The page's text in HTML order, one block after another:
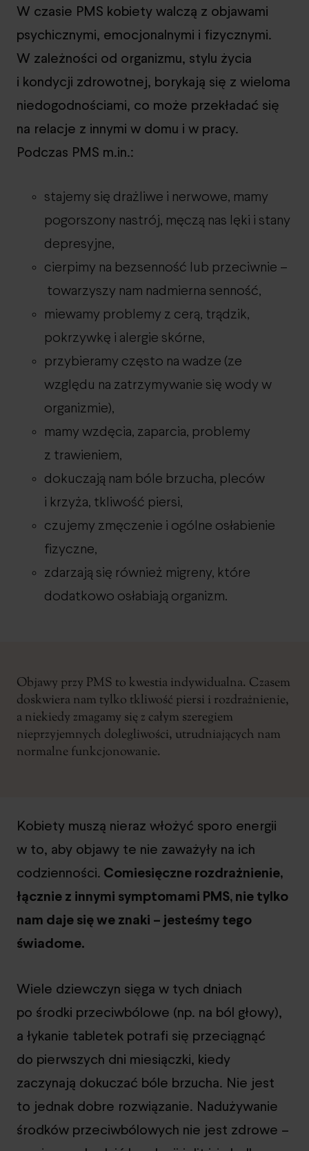
W czasie PMS kobiety walczą z objawami
psychicznymi, emocjonalnymi i fizycznymi.
W zależności od organizmu, stylu życia
i kondycji zdrowotnej, borykają się z wieloma
niedogodnościami, co może przekładać się
na relacje z innymi w domu i w pracy.
Podczas PMS m.in.:
stajemy się drażliwe i nerwowe, mamy
pogorszony nastrój, męczą nas lęki i stany
depresyjne,
cierpimy na bezsenność lub przeciwnie –
towarzyszy nam nadmierna senność,
miewamy problemy z cerą, trądzik,
pokrzywkę i alergie skórne,
przybieramy często na wadze (ze
względu na zatrzymywanie się wody w
organizmie),
mamy wzdęcia, zaparcia, problemy
z trawieniem,
dokuczają nam bóle brzucha, pleców
i krzyża, tkliwość piersi,
czujemy zmęczenie i ogólne osłabienie
fizyczne,
zdarzają się również migreny, które
dodatkowo osłabiają organizm.
Objawy przy PMS to kwestia indywidualna. Czasem
doskwiera nam tylko tkliwość piersi i rozdrażnienie,
a niekiedy zmagamy się z całym szeregiem
nieprzyjemnych dolegliwości, utrudniających nam
normalne funkcjonowanie.
Kobiety muszą nieraz włożyć sporo energii
w to, aby objawy te nie zaważyły na ich
codzienności. Comiesięczne rozdrażnienie,
łącznie z innymi symptomami PMS, nie tylko
nam daje się we znaki – jesteśmy tego
świadome.
Wiele dziewczyn sięga w tych dniach
po środki przeciwbólowe (np. na ból głowy),
a łykanie tabletek potrafi się przeciągnąć
do pierwszych dni miesiączki, kiedy
zaczynają dokuczać bóle brzucha. Nie jest
to jednak dobre rozwiązanie. Nadużywanie
środków przeciwbólowych nie jest zdrowe –